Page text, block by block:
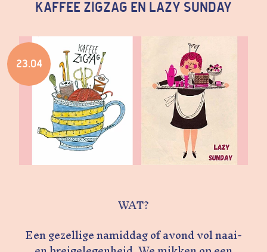
Kaffee ZigZag en Lazy sunday
23.04
WAT?
Een gezellige namiddag of avond vol naai-